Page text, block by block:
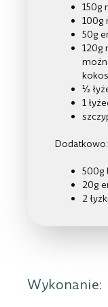
150g
100g
50g
120g
½
1
Dodatkowo:
500g
20g
2
Wykonanie: